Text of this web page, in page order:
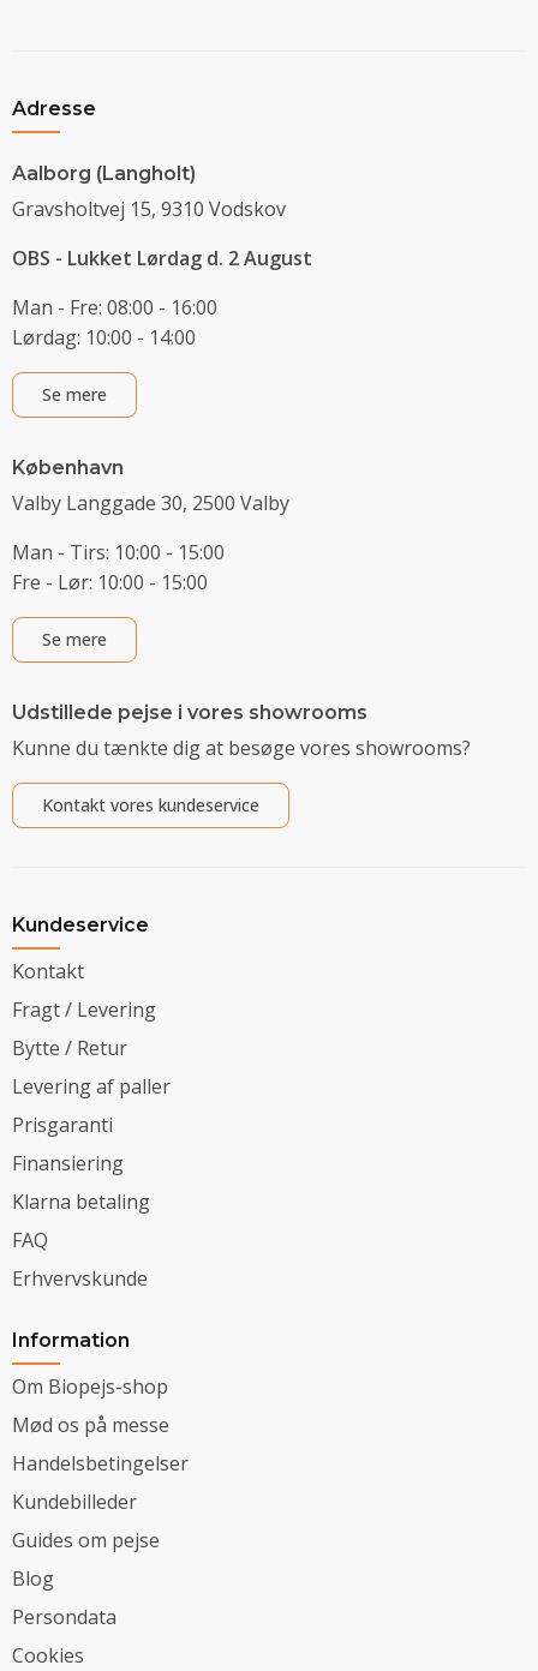
Adresse
Aalborg (Langholt)
Gravsholtvej 15, 9310 Vodskov
OBS - Lukket Lørdag d. 2 August
Man - Fre: 08:00 - 16:00
Lørdag: 10:00 - 14:00
Se mere
København
Valby Langgade 30, 2500 Valby
Man - Tirs: 10:00 - 15:00
Fre - Lør: 10:00 - 15:00
Se mere
Udstillede pejse i vores showrooms
Kunne du tænkte dig at besøge vores showrooms?
Kontakt vores kundeservice
Kundeservice
Kontakt
Fragt / Levering
Bytte / Retur
Levering af paller
Prisgaranti
Finansiering
Klarna betaling
FAQ
Erhvervskunde
Information
Om Biopejs-shop
Mød os på messe
Handelsbetingelser
Kundebilleder
Guides om pejse
Blog
Persondata
Cookies